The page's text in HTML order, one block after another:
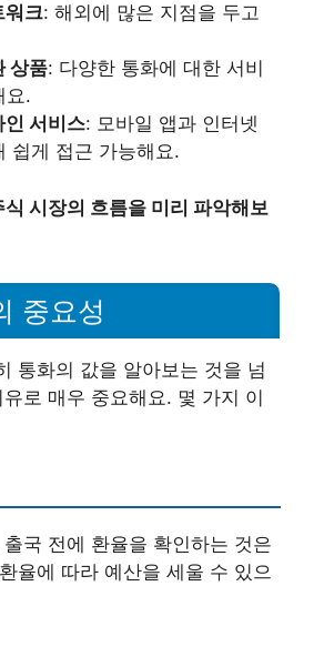
워크: 해외에 많은 지점을 두고
상품: 다양한 통화에 대한 서비
요.
인 서비스: 모바일 앱과 인터넷
쉽게 접근 가능해요.
시장의 흐름을 미리 파악해보
중요성
통화의 값을 알아보는 것을 넘
로 매우 중요해요. 몇 가지 이
국 전에 환율을 확인하는 것은
율에 따라 예산을 세울 수 있으